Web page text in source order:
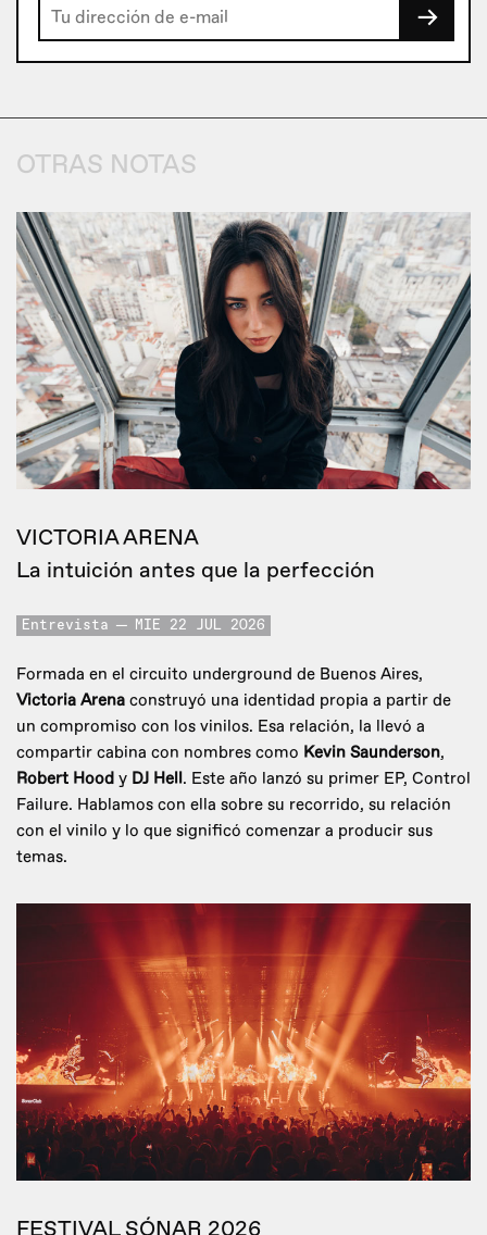
→
OTRAS NOTAS
VICTORIA ARENA
La intuición antes que la perfección
Entrevista MIE 22 JUL 2026
Formada en el circuito underground de Buenos Aires,
Victoria Arena construyó una identidad propia a partir de
un compromiso con los vinilos. Esa relación, la llevó a
compartir cabina con nombres como Kevin Saunderson,
Robert Hood y DJ Hell. Este año lanzó su primer EP, Control
Failure. Hablamos con ella sobre su recorrido, su relación
con el vinilo y lo que significó comenzar a producir sus
temas.
FESTIVAL SÓNAR 2026